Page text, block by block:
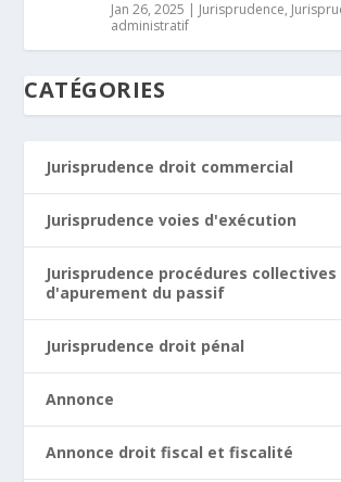
Jan 26, 2025 | Jurisprudence,
administratif
CATÉGORIES
Jurisprudence droit commercial
Jurisprudence voies d'exécution
Jurisprudence procédures collectives
d'apurement du passif
Jurisprudence droit pénal
Annonce
Annonce droit fiscal et fiscalité